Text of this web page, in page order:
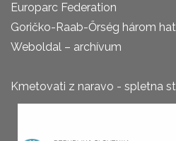
Europarc Federation
Goričko-Raab-Őrség három
Weboldal – archívum
Kmetovati z naravo - spletna